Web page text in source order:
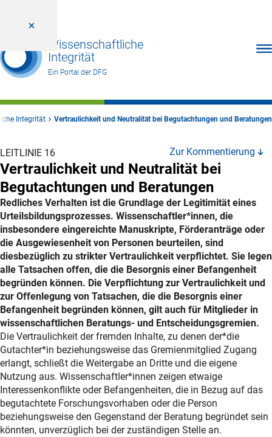
Wissenschaftliche
Integrität
Ein Portal der DFG
Integrität Vertraulichkeit und Neutralität bei Begutachtungen und Beratungen
Zur Kommentierung
LEITLINIE 16
Vertraulichkeit und Neutralität bei
Begutachtungen und Beratungen
Redliches Verhalten ist die Grundlage der Legitimität eines
Urteilsbildungsprozesses. Wissenschaftler*innen, die
insbesondere eingereichte Manuskripte, Förderanträge oder
die Ausgewiesenheit von Personen beurteilen, sind
diesbezüglich zu strikter Vertraulichkeit verpflichtet. Sie legen
alle Tatsachen offen, die die Besorgnis einer Befangenheit
begründen können. Die Verpflichtung zur Vertraulichkeit und
zur Offenlegung von Tatsachen, die die Besorgnis einer
Befangenheit begründen können, gilt auch für Mitglieder in
wissenschaftlichen Beratungs- und Entscheidungsgremien.
Erläuterung
Die Vertraulichkeit der fremden Inhalte, zu denen der*die
Gutachter*in beziehungsweise das Gremienmitglied Zugang
erlangt, schließt die Weitergabe an Dritte und die eigene
Nutzung aus. Wissenschaftler*innen zeigen etwaige
Interessenkonflikte oder Befangenheiten, die in Bezug auf das
begutachtete Forschungsvorhaben oder die Person
beziehungsweise den Gegenstand der Beratung begründet sein
könnten, unverzüglich bei der zuständigen Stelle an.